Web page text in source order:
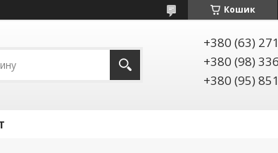
Кошик
+380 (63)
+380 (98)
+380 (95)